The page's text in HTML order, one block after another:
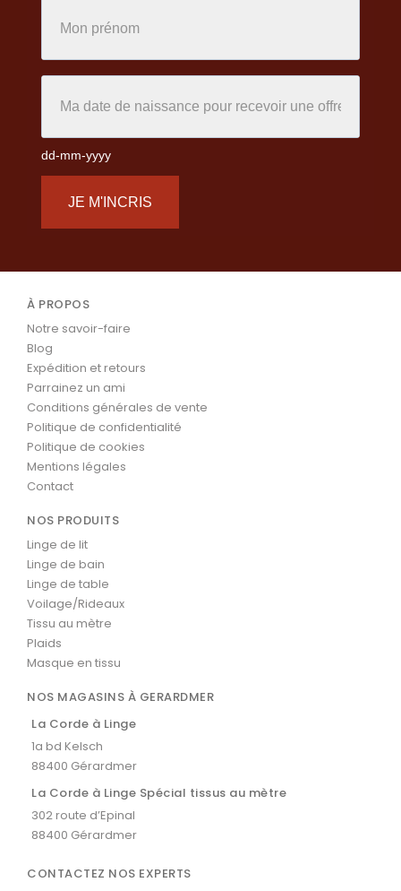
dd-mm-yyyy
JE M'INCRIS
À PROPOS
Notre savoir-faire
Blog
Expédition et retours
Parrainez un ami
Conditions générales de vente
Politique de confidentialité
Politique de cookies
Mentions légales
Contact
NOS PRODUITS
Linge de lit
Linge de bain
Linge de table
Voilage/Rideaux
Tissu au mètre
Plaids
Masque en tissu
NOS MAGASINS À GERARDMER
La Corde à Linge
1a bd Kelsch
88400 Gérardmer
La Corde à Linge Spécial tissus au mètre
302 route d’Epinal
88400 Gérardmer
CONTACTEZ NOS EXPERTS